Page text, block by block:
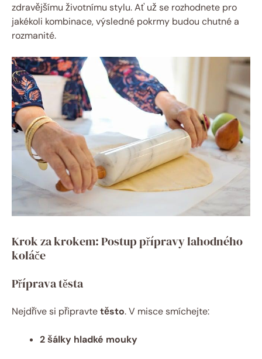
zdravějšímu životnímu stylu. Ať už se rozhodnete pro
jakékoli kombinace, výsledné pokrmy budou chutné a
rozmanité.
Krok za krokem: Postup přípravy lahodného
koláče
Příprava těsta
Nejdříve si připravtetěsto. V misce smíchejte:
2 šálky hladké mouky